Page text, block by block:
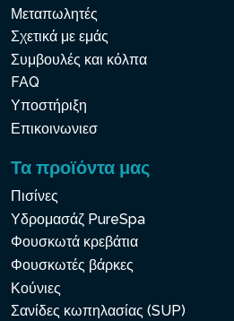
Μεταπωλητές
Σχετικά με εμάς
Συμβουλές και κόλπα
FAQ
Υποστήριξη
Επικοινωνιεσ
Τα προϊόντα μας
Πισίνες
Υδρομασάζ PureSpa
Φουσκωτά κρεβάτια
Φουσκωτές βάρκες
Κούνιες
Σανίδες κωπηλασίας (SUP)